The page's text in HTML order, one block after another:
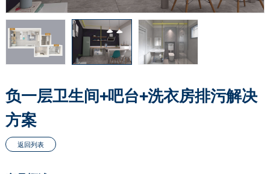
负一层卫生间+吧台+洗衣房排污解决
方案